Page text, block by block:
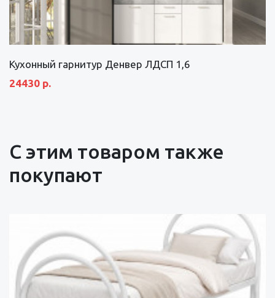
Кухонный гарнитур Денвер ЛДСП 1,6
24430 р.
С этим товаром также
покупают